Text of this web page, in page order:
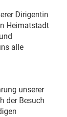
Dirigentin
Heimatstadt
alle
unserer
der Besuch